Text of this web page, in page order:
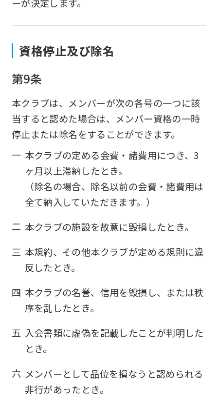
ーが決定します。
資格停止及び除名
第9条
本クラブは、メンバーが次の各号の一つに該
当すると認めた場合は、メンバー資格の一時
停止または除名をすることができます。
一 本クラブの定める会費・諸費用につき、3
ヶ月以上滞納したとき。
（除名の場合、除名以前の会費・諸費用は
全て納入していただきます。）
二 本クラブの施設を故意に毀損したとき。
三 本規約、その他本クラブが定める規則に違
反したとき。
四 本クラブの名誉、信用を毀損し、または秩
序を乱したとき。
五 入会書類に虚偽を記載したことが判明した
とき。
六 メンバーとして品位を損なうと認められる
非行があったとき。